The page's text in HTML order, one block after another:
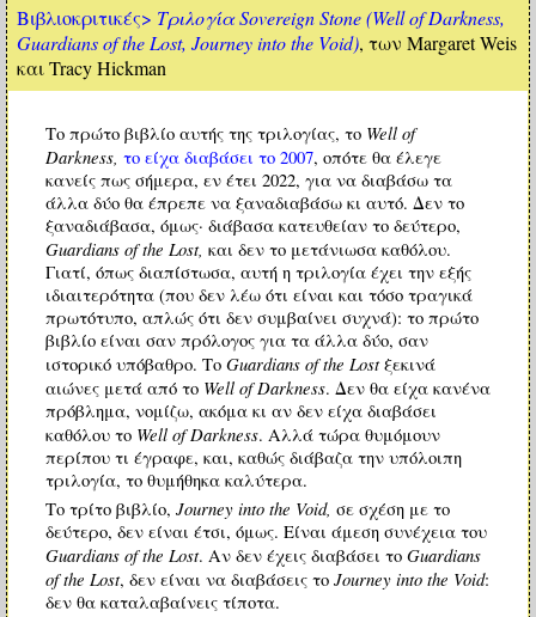
Βιβλιοκριτικές> Τριλογία Sovereign Stone (Well of Darkness,
Guardians of the Lost, Journey into the Void), των Margaret Weis
και Tracy Hickman
Το πρώτο βιβλίο αυτής της τριλογίας, το Well of
Darkness, το είχα διαβάσει το 2007, οπότε θα έλεγε
κανείς πως σήμερα, εν έτει 2022, για να διαβάσω τα
άλλα δύο θα έπρεπε να ξαναδιαβάσω κι αυτό. Δεν το
ξαναδιάβασα, όμως· διάβασα κατευθείαν το δεύτερο,
Guardians of the Lost, και δεν το μετάνιωσα καθόλου.
Γιατί, όπως διαπίστωσα, αυτή η τριλογία έχει την εξής
ιδιαιτερότητα (που δεν λέω ότι είναι και τόσο τραγικά
πρωτότυπο, απλώς ότι δεν συμβαίνει συχνά): το πρώτο
βιβλίο είναι σαν πρόλογος για τα άλλα δύο, σαν
ιστορικό υπόβαθρο. Το Guardians of the Lostξεκινά
αιώνες μετά από το Well of Darkness. Δεν θα είχα κανένα
πρόβλημα, νομίζω, ακόμα κι αν δεν είχα διαβάσει
καθόλου το Well of Darkness. Αλλά τώρα θυμόμουν
περίπου τι έγραφε, και, καθώς διάβαζα την υπόλοιπη
τριλογία, το θυμήθηκα καλύτερα.
Το τρίτο βιβλίο, Journey into the Void, σε σχέση με το
δεύτερο, δεν είναι έτσι, όμως. Είναι άμεση συνέχεια του
Guardians of the Lost. Αν δεν έχεις διαβάσει το Guardians
of the Lost, δεν είναι να διαβάσεις το Journey into the Void:
δεν θα καταλαβαίνεις τίποτα.